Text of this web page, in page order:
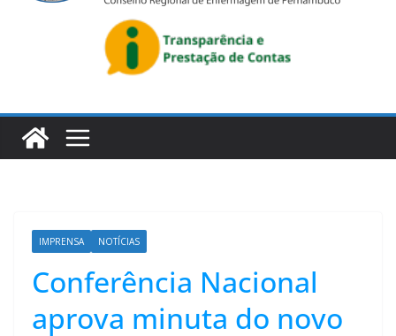
IMPRENSA NOTÍCIAS
Conferência Nacional
aprova minuta do novo